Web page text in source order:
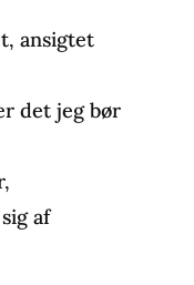
ansigtet
det jeg bør
af